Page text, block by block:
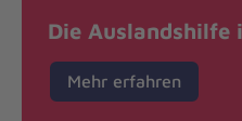
Die Auslandshilfe
Mehr erfahren